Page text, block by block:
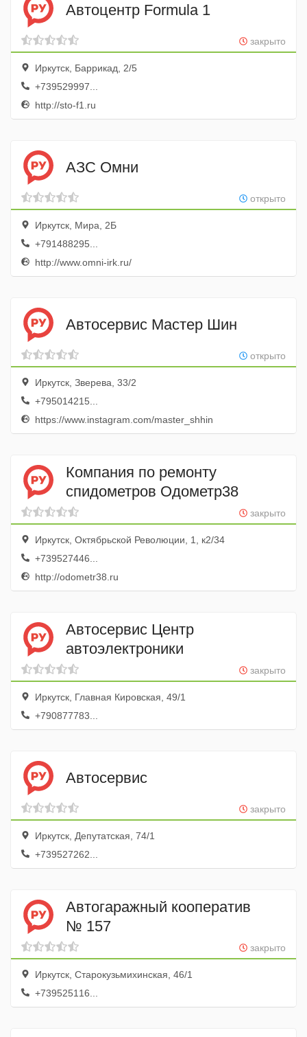
Автоцентр Formula 1
закрыто
Иркутск, Баррикад, 2/5
+739529997...
http://sto-f1.ru
АЗС Омни
открыто
Иркутск, Мира, 2Б
+791488295...
http://www.omni-irk.ru/
Автосервис Мастер Шин
открыто
Иркутск, Зверева, 33/2
+795014215...
https://www.instagram.com/master_shhin
Компания по ремонту
спидометров Одометр38
закрыто
Иркутск, Октябрьской Революции, 1, к2/34
+739527446...
http://odometr38.ru
Автосервис Центр
автоэлектроники
закрыто
Иркутск, Главная Кировская, 49/1
+790877783...
Автосервис
закрыто
Иркутск, Депутатская, 74/1
+739527262...
Автогаражный кооператив
№ 157
закрыто
Иркутск, Старокузьмихинская, 46/1
+739525116...